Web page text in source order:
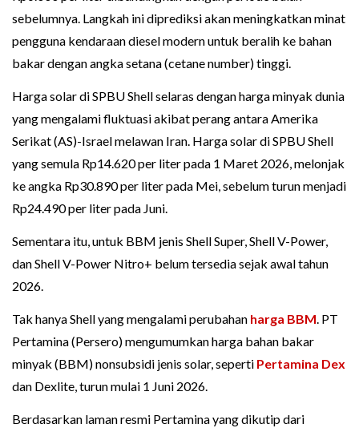
sebelumnya. Langkah ini diprediksi akan meningkatkan minat
pengguna kendaraan diesel modern untuk beralih ke bahan
bakar dengan angka setana (cetane number) tinggi.
Harga solar di SPBU Shell selaras dengan harga minyak dunia
yang mengalami fluktuasi akibat perang antara Amerika
Serikat (AS)-Israel melawan Iran. Harga solar di SPBU Shell
yang semula Rp14.620 per liter pada 1 Maret 2026, melonjak
ke angka Rp30.890 per liter pada Mei, sebelum turun menjadi
Rp24.490 per liter pada Juni.
Sementara itu, untuk BBM jenis Shell Super, Shell V-Power,
dan Shell V-Power Nitro+ belum tersedia sejak awal tahun
2026.
Tak hanya Shell yang mengalami perubahan harga BBM. PT
Pertamina (Persero) mengumumkan harga bahan bakar
minyak (BBM) nonsubsidi jenis solar, seperti Pertamina Dex
dan Dexlite, turun mulai 1 Juni 2026.
Berdasarkan laman resmi Pertamina yang dikutip dari